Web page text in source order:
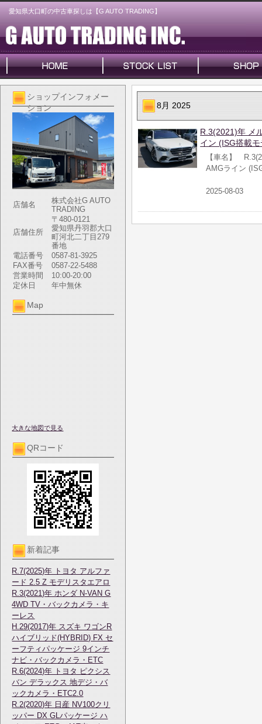
愛知県大口町の中古車探しは【G AUTO TRADING】
ショップインフォメー
ション
店舗名
株式会社G AUTO
TRADING
店舗住所
〒480-0121
愛知県丹羽郡大口
町河北二丁目279
番地
電話番号
0587-81-3925
FAX番号
0587-22-5488
営業時間
10:00-20:00
定休日
年中無休
Map
大きな地図で見る
QRコード
新着記事
R.7(2025)年 トヨタ アルファ
ード 2.5 Z モデリスタエアロ
R.3(2021)年 ホンダ N-VAN G
4WD TV・バックカメラ・キ
ーレス
H.29(2017)年 スズキ ワゴンR
ハイブリッド(HYBRID) FX セ
ーフティパッケージ 9インチ
ナビ・バックカメラ・ETC
R.6(2024)年 トヨタ ピクシス
バン デラックス 地デジ・バ
ックカメラ・ETC2.0
R.2(2020)年 日産 NV100クリ
ッパー DX GLパッケージ ハ
8月 2025
R.3(2021)年 メ
イン (ISG搭載
【車名】
AMGライン
2025-08-03